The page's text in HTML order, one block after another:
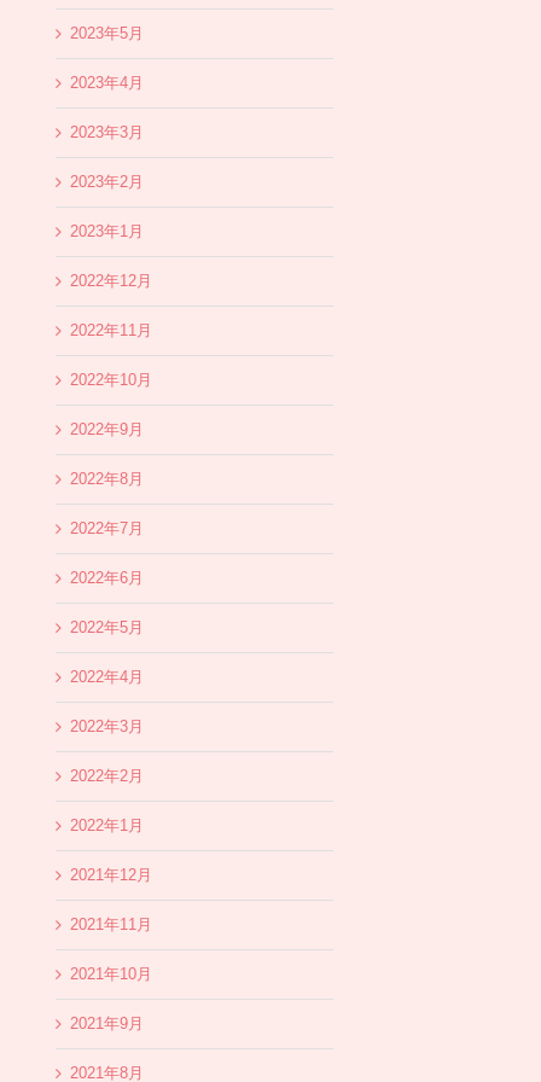
2023年5月
2023年4月
2023年3月
2023年2月
2023年1月
2022年12月
2022年11月
2022年10月
2022年9月
2022年8月
2022年7月
2022年6月
2022年5月
2022年4月
2022年3月
2022年2月
2022年1月
2021年12月
2021年11月
2021年10月
2021年9月
2021年8月